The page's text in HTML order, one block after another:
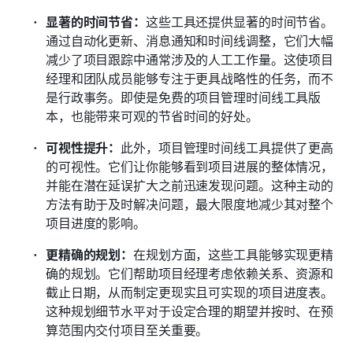
显著的时间节省： 这些工具还提供显著的时间节省。
通过自动化更新、消息通知和时间线调整，它们大幅
减少了项目跟踪中通常涉及的人工工作量。这使项目
经理和团队成员能够专注于更具战略性的任务，而不
是行政事务。即使是免费的项目管理时间线工具版
本，也能带来可观的节省时间的好处。
可视性提升： 此外，项目管理时间线工具提供了更高
的可视性。它们让你能够看到项目进展的整体情况，
并能在潜在延误扩大之前迅速发现问题。这种主动的
方法有助于及时解决问题，最大限度地减少其对整个
项目进度的影响。
更精确的规划：在规划方面，这些工具能够实现更精
确的规划。它们帮助项目经理考虑依赖关系、资源和
截止日期，从而制定更现实且可实现的项目进度表。
这种规划细节水平对于设定合理的期望并按时、在预
算范围内交付项目至关重要。